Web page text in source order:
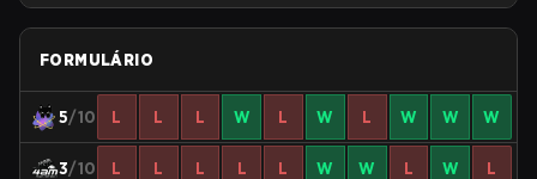
FORMULÁRIO
5/10 L L L W L W L W W W
3/10 L L L L L W W L W L